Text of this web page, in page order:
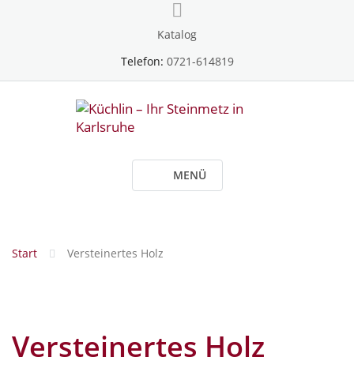
Katalog
Telefon: 0721-614819
MENÜ
Start Versteinertes Holz
Versteinertes Holz